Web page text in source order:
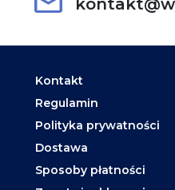
Kontakt
Regulamin
Polityka prywatności
Dostawa
Sposoby płatności